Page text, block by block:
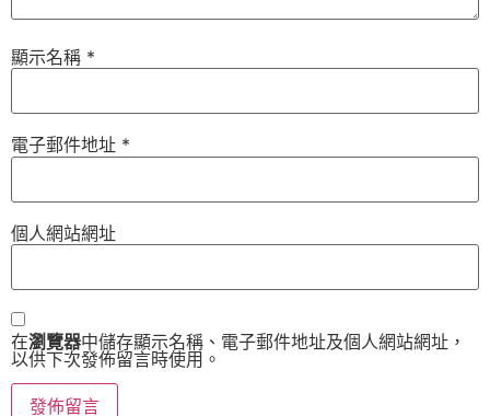
顯示名稱 *
電子郵件地址 *
個人網站網址
在瀏覽器中儲存顯示名稱、電子郵件地址及個人網站網址，
以供下次發佈留言時使用。